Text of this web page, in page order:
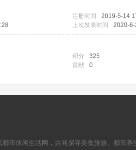
注册时间
2019-5-14
上次发表时间 2020-
积分
325
贡献 0
市休闲生活网，共同探寻美食旅游、都市养